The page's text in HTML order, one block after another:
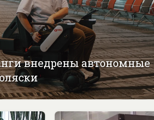
внедрены автономные